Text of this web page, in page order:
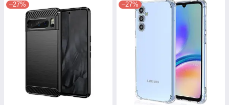
–27% –27%